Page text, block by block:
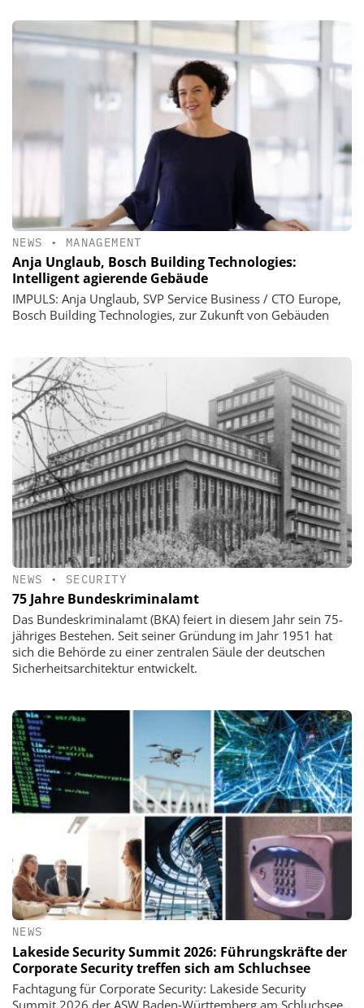
NEWS • MANAGEMENT
Anja Unglaub, Bosch Building Technologies:
Intelligent agierende Gebäude
IMPULS: Anja Unglaub, SVP Service Business / CTO Europe,
Bosch Building Technologies, zur Zukunft von Gebäuden
NEWS • SECURITY
75 Jahre Bundeskriminalamt
Das Bundeskriminalamt (BKA) feiert in diesem Jahr sein 75-
jähriges Bestehen. Seit seiner Gründung im Jahr 1951 hat
sich die Behörde zu einer zentralen Säule der deutschen
Sicherheitsarchitektur entwickelt.
NEWS
Lakeside Security Summit 2026: Führungskräfte der
Corporate Security treffen sich am Schluchsee
Fachtagung für Corporate Security: Lakeside Security
Summit 2026 der ASW Baden‑Württemberg am Schluchsee.